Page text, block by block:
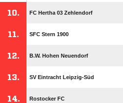
10. FC Hertha 03 Zehlendorf
11. SFC Stern 1900
12. B.W. Hohen Neuendorf
13. SV Eintracht Leipzig-Süd
14. Rostocker FC